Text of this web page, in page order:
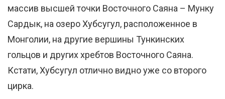
массив высшей точки Восточного Саяна – Мунку
Сардык, на озеро Хубсугул, расположенное в
Монголии, на другие вершины Тункинских
гольцов и других хребтов Восточного Саяна.
Кстати, Хубсугул отлично видно уже со второго
цирка.